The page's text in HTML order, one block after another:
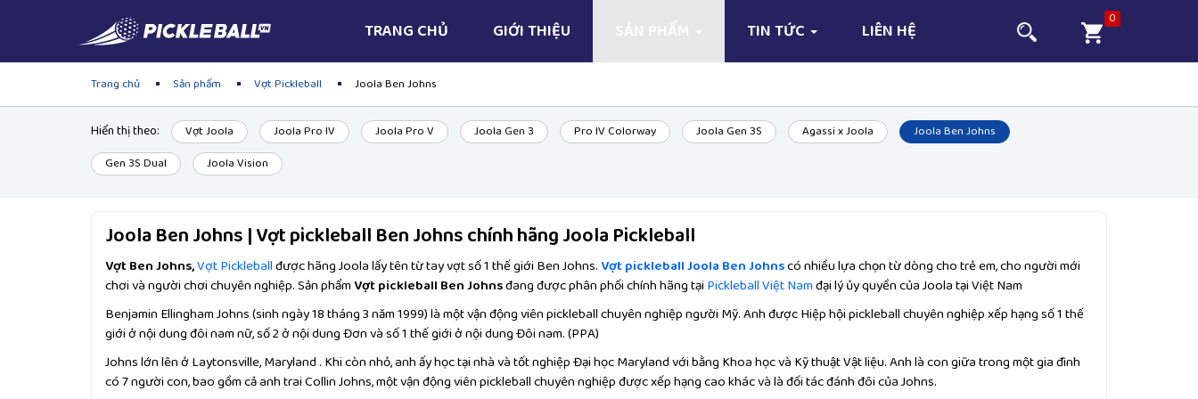
TRANG CHỦ GIỚI THIỆU SẢN PHẨM TIN TỨC LIÊN HỆ
0
Trang chủ Sản phẩm Vợt Pickleball Joola Ben Johns
Hiển thị theo: Vợt Joola Joola Pro IV Joola Pro V Joola Gen 3 Pro IV Colorway Joola Gen 3S Agassi x Joola
Joola Ben Johns
Gen 3S Dual
Joola Vision
Joola Ben Johns | Vợt pickleball Ben Johns chính hãng Joola Pickleball
Vợt Ben Johns,Vợt Pickleballđược hãng Joola lấy tên từ tay vợt số 1 thế giới Ben Johns.Vợt pickleball Joola Ben Johnscó nhiều lựa chọn từ dòng cho trẻ em, cho người mới
chơi và người chơi chuyên nghiệp. Sản phẩmVợt pickleball Ben Johnsđang được phân phối chính hãng tại Pickleball Việt Namđại lý ủy quyền của Joola tại Việt Nam
Benjamin Ellingham Johns (sinh ngày 18 tháng 3 năm 1999) là một vận động viên pickleball chuyên nghiệp người Mỹ. Anh được Hiệp hội pickleball chuyên nghiệp xếp hạng số 1 thế
giới ở nội dung đôi nam nữ, số 2 ở nội dung Đơn và số 1 thế giới ở nội dung Đôi nam. (PPA)
Johns lớn lên ở Laytonsville, Maryland . Khi còn nhỏ, anh ấy học tại nhà và tốt nghiệp Đại học Maryland với bằng Khoa học và Kỹ thuật Vật liệu. Anh là con giữa trong một gia đình
có 7 người con, bao gồm cả anh trai Collin Johns, một vận động viên pickleball chuyên nghiệp được xếp hạng cao khác và là đối tác đánh đôi của Johns.